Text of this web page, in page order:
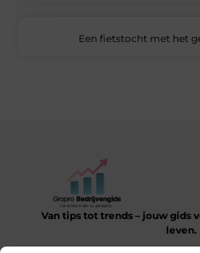
Een fietstocht met het
Van tips tot trends – jouw gids
leven.